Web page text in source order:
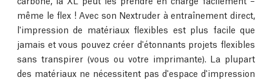
même le flex ! Avec son Nextruder à entraînement direct,
l'impression de matériaux flexibles est plus facile que
jamais et vous pouvez créer d'étonnants projets flexibles
sans transpirer (vous ou votre imprimante). La plupart
des matériaux ne nécessitent pas d'espace d'impression